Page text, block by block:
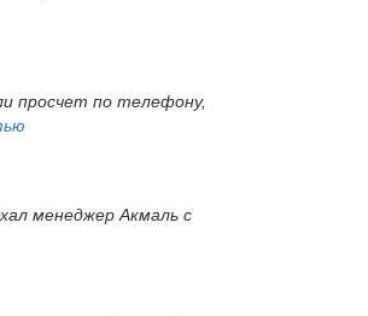
просчет по телефону,
менеджер Акмаль с